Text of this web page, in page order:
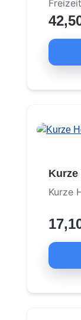
Freizeit
Kurze
Kurze